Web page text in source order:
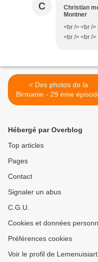
C
Christian
Montner
<br /> <br /
<br /> <br />
< Des photos de la
Birmanie - 29 ème
Hébergé par Overblog
Top articles
Pages
Contact
Signaler un abus
C.G.U.
Cookies et données
Préférences cookies
Voir le profil de